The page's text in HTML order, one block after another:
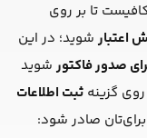
تا بر روی
اعتبارشوید؛ در این
صدور فاکتورشوید
گزینه ثبت اطلاعات
صادر شود: